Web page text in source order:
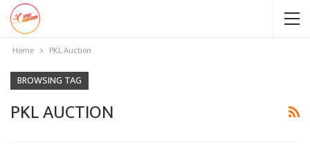
Home PKL Auction
BROWSING TAG
PKL AUCTION